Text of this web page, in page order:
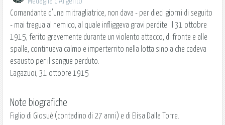
Comandante d'una mitragliatrice, non dava - per dieci giorni di seguito
- mai tregua al nemico, al quale infliggeva gravi perdite. Il 31 ottobre
1915, ferito gravemente durante un violento attacco, di fronte e alle
spalle, continuava calmo e imperterrito nella lotta sino a che cadeva
esausto per il sangue perduto.
Lagazuoi, 31 ottobre 1915
Note biografiche
Figlio di Giosuè (contadino di 27 anni) e di Elisa Dalla Torre.